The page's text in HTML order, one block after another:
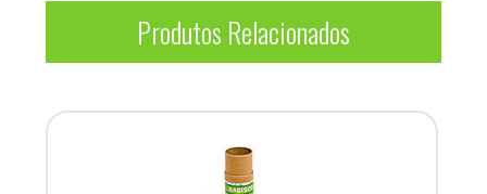
Produtos Relacionados